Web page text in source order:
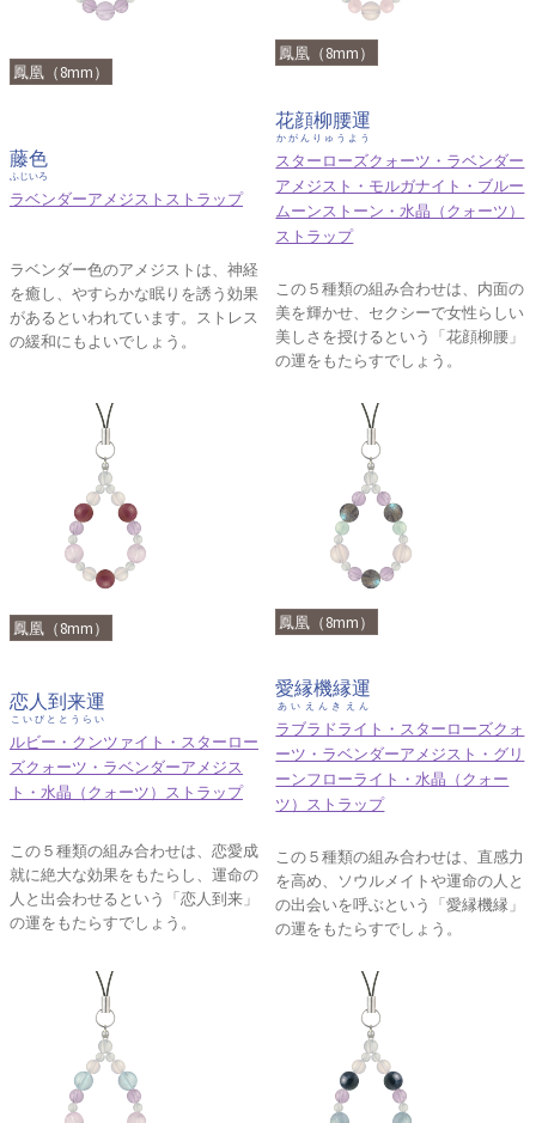
鳳凰（8mm）
藤色
ふじいろ
ラベンダーアメジストストラップ
ラベンダー色のアメジストは、神経
を癒し、やすらかな眠りを誘う効果
があるといわれています。ストレス
の緩和にもよいでしょう。
鳳凰（8mm）
花顔柳腰運
かがんりゅうよう
スターローズクォーツ・ラベンダー
アメジスト・モルガナイト・ブルー
ムーンストーン・水晶（クォーツ）
ストラップ
この５種類の組み合わせは、内面の
美を輝かせ、セクシーで女性らしい
美しさを授けるという「花顔柳腰」
の運をもたらすでしょう。
鳳凰（8mm）
恋人到来運
こいびととうらい
ルビー・クンツァイト・スターロー
ズクォーツ・ラベンダーアメジス
ト・水晶（クォーツ）ストラップ
この５種類の組み合わせは、恋愛成
就に絶大な効果をもたらし、運命の
人と出会わせるという「恋人到来」
の運をもたらすでしょう。
鳳凰（8mm）
愛縁機縁運
あいえんきえん
ラブラドライト・スターローズクォ
ーツ・ラベンダーアメジスト・グリ
ーンフローライト・水晶（クォー
ツ）ストラップ
この５種類の組み合わせは、直感力
を高め、ソウルメイトや運命の人と
の出会いを呼ぶという「愛縁機縁」
の運をもたらすでしょう。